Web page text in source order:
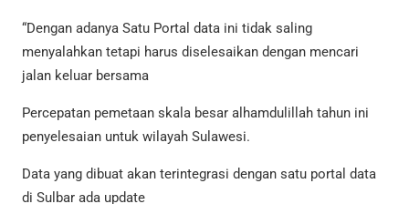
“Dengan adanya Satu Portal data ini tidak saling
menyalahkan tetapi harus diselesaikan dengan mencari
jalan keluar bersama
Percepatan pemetaan skala besar alhamdulillah tahun ini
penyelesaian untuk wilayah Sulawesi.
Data yang dibuat akan terintegrasi dengan satu portal data
di Sulbar ada update